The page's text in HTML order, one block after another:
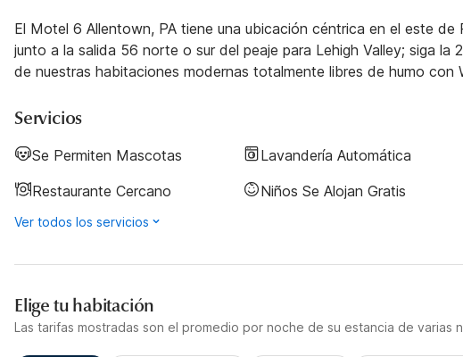
El Motel 6 Allentown, PA tiene una ubicación céntrica en el este
junto a la salida 56 norte o sur del peaje para Lehigh Valley; siga la
de nuestras habitaciones modernas totalmente libres de humo con
Servicios
Se Permiten Mascotas Lavandería Automática
Restaurante Cercano
Niños Se Alojan Gratis
Ver todos los servicios
Elige tu habitación
Las tarifas mostradas son el promedio por noche de su estancia de varias